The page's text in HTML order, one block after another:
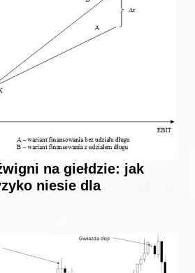
na giełdzie: jak
niesie dla